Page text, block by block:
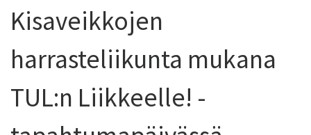
Kisaveikkojen
harrasteliikunta mukana
TUL:n Liikkeelle! -